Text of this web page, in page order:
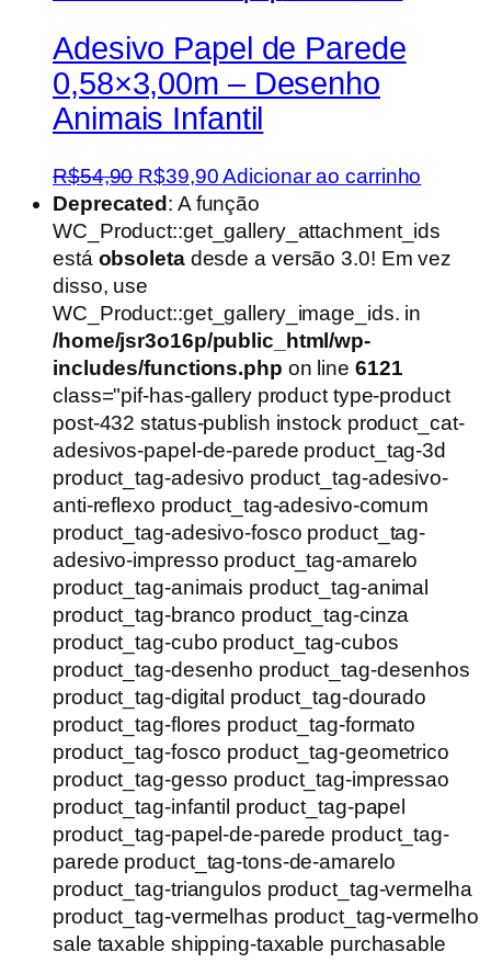
Adesivo Papel de Parede
0,58×3,00m – Desenho
Animais Infantil
R$54,90 O
preço
original
era:
R$54,90.
R$39,90O
preço
atual
é:
Adicionar ao carrinho
Deprecated : A função
WC_Product::get_gallery_attachment_ids
está obsoletadesde a versão 3.0! Em vez
disso, use
WC_Product::get_gallery_image_ids. in
/home/jsr3o16p/public_html/wp-
includes/functions.php on line 6121
class="pif-has-gallery product type-product
post-432 status-publish instock product_cat-
adesivos-papel-de-parede product_tag-3d
product_tag-adesivo product_tag-adesivo-
anti-reflexo product_tag-adesivo-comum
product_tag-adesivo-fosco product_tag-
adesivo-impresso product_tag-amarelo
product_tag-animais product_tag-animal
product_tag-branco product_tag-cinza
product_tag-cubo product_tag-cubos
product_tag-desenho product_tag-desenhos
product_tag-digital product_tag-dourado
product_tag-flores product_tag-formato
product_tag-fosco product_tag-geometrico
product_tag-gesso product_tag-impressao
product_tag-infantil product_tag-papel
product_tag-papel-de-parede product_tag-
parede product_tag-tons-de-amarelo
product_tag-triangulos product_tag-vermelha
product_tag-vermelhas product_tag-vermelho
sale taxable shipping-taxable purchasable